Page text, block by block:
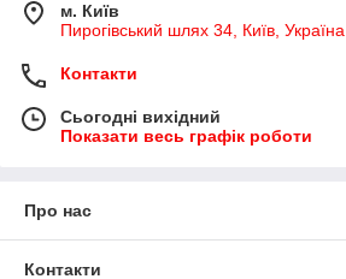
м. Київ
Пирогівський шлях 34, Київ, Україна
Контакти
Сьогодні вихідний
Показати весь графік роботи
Про нас
Контакти